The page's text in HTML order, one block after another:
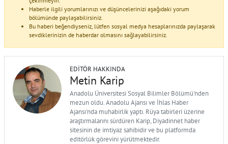
Haberle ilgili yorumlarınızı ve düşüncelerinizi aşağıdaki yorum
bölümünde paylaşabilirsiniz.
Bu haberi beğendiyseniz, lütfen sosyal medya hesaplarınızda paylaşarak
sevdiklerinizin de haberdar olmasını sağlayabilirsiniz.
EDITÖR HAKKINDA
Metin Karip
Anadolu Üniversitesi Sosyal Bilimler Bölümü'nden
mezun oldu. Anadolu Ajansı ve İhlas Haber
Ajansı'nda muhabirlik yaptı. Rüya tabirleri üzerine
araştırmalarını sürdüren Karip, Diyadinnet haber
sitesinin de imtiyaz sahibidir ve bu platformda
editörlük görevini yürütmektedir.